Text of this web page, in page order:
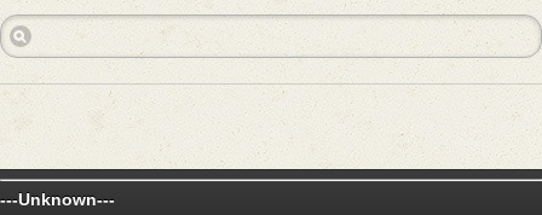
---Unknown---